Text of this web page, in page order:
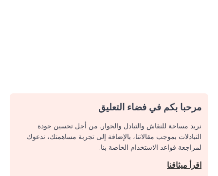
مرحبا بكم في فضاء التعليق
نريد مساحة للنقاش والتبادل والحوار. من أجل تحسين جودة
التبادلات بموجب مقالاتنا، بالإضافة إلى تجربة مساهمتك، ندعوك
لمراجعة قواعد الاستخدام الخاصة بنا.
اقرأ ميثاقنا